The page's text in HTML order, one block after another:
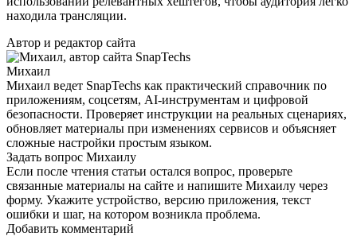
находила трансляции.
Автор и редактор сайта
Михаил
Михаил ведет SnapTechs как практический справочник по
приложениям, соцсетям, AI-инструментам и цифровой
безопасности. Проверяет инструкции на реальных сценариях,
обновляет материалы при изменениях сервисов и объясняет
сложные настройки простым языком.
Задать вопрос Михаилу
Если после чтения статьи остался вопрос, проверьте
связанные материалы на сайте и напишите Михаилу через
форму. Укажите устройство, версию приложения, текст
ошибки и шаг, на котором возникла проблема.
Добавить комментарий